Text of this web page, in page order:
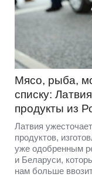
Мясо, рыба,
списку:
продукты из
Латвия
продуктов,
уже одобренным
и Беларуси,
нам больше